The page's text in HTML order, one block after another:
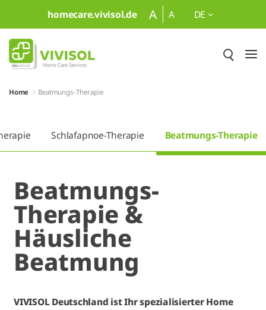
Zum Hauptinhalt springen
homecare.vivisol.de A A DE
Home Beatmungs-Therapie
Schlafapnoe-Therapie Beatmungs-Therapie
Beatmungs-
Therapie &
Häusliche
Beatmung
VIVISOL Deutschland ist Ihr spezialisierter Home